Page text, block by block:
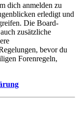
dich anmelden zu
erledigt und
Die Board-
zusätzliche
bevor du
Forenregeln,